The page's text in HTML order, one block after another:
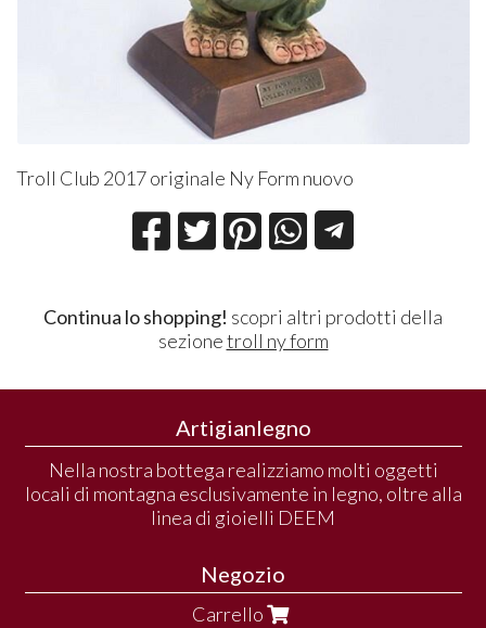
Troll Club 2017 originale Ny Form nuovo
Continua lo shopping! scopri altri prodotti della
sezionetroll ny form
Artigianlegno
Nella nostra bottega realizziamo molti oggetti
locali di montagna esclusivamente in legno, oltre alla
linea di gioielli DEEM
Negozio
Carrello